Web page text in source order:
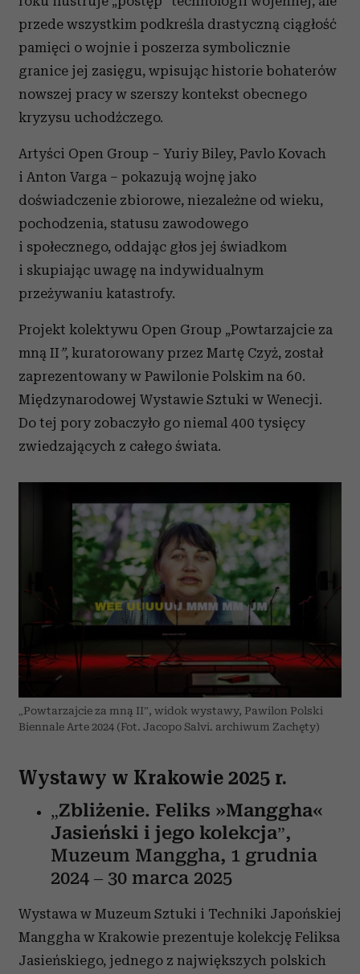
przede wszystkim podkreśla drastyczną ciągłość
pamięci o wojnie i poszerza symbolicznie
granice jej zasięgu, wpisując historie bohaterów
nowszej pracy w szerszy kontekst obecnego
kryzysu uchodźczego.
Artyści Open Group – Yuriy Biley, Pavlo Kovach
i Anton Varga – pokazują wojnę jako
doświadczenie zbiorowe, niezależne od wieku,
pochodzenia, statusu zawodowego
i społecznego, oddając głos jej świadkom
i skupiając uwagę na indywidualnym
przeżywaniu katastrofy.
Projekt kolektywu Open Group „Powtarzajcie za
mną II ”, kuratorowany przez Martę Czyż, został
zaprezentowany w Pawilonie Polskim na 60.
Międzynarodowej Wystawie Sztuki w Wenecji.
Do tej pory zobaczyło go niemal 400 tysięcy
zwiedzających z całego świata.
„Powtarzajcie za mną II”, widok wystawy, Pawilon Polski
Biennale Arte 2024 (Fot. Jacopo Salvi. archiwum Zachęty)
Wystawy w Krakowie 2025 r.
„Zbliżenie. Feliks »Manggha«
Jasieński i jego kolekcja”,
Muzeum Manggha, 1 grudnia
2024 – 30 marca 2025
Wystawa w Muzeum Sztuki i Techniki Japońskiej
Manggha w Krakowie prezentuje kolekcję Feliksa
Jasieńskiego, jednego z największych polskich